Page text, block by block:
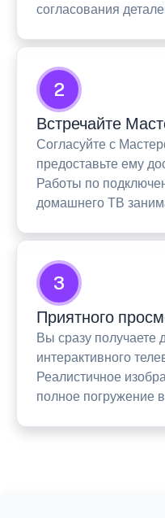
согласования
2
Встречайте
Согласуйте с
предоставьте ему
Работы по
домашнего ТВ
3
Приятного
Вы сразу получаете
интерактивного
Реалистичное
полное погружение